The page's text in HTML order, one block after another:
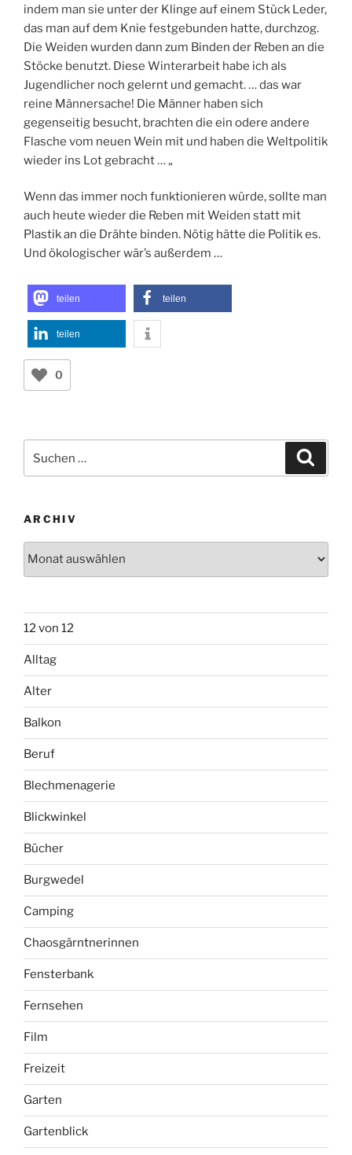
indem man sie unter der Klinge auf einem Stück Leder,
das man auf dem Knie festgebunden hatte, durchzog.
Die Weiden wurden dann zum Binden der Reben an die
Stöcke benutzt. Diese Winterarbeit habe ich als
Jugendlicher noch gelernt und gemacht. … das war
reine Männersache! Die Männer haben sich
gegenseitig besucht, brachten die ein odere andere
Flasche vom neuen Wein mit und haben die Weltpolitik
wieder ins Lot gebracht … „
Wenn das immer noch funktionieren würde, sollte man
auch heute wieder die Reben mit Weiden statt mit
Plastik an die Drähte binden. Nötig hätte die Politik es.
Und ökologischer wär’s außerdem …
teilen teilen
teilen
0
nach:
ARCHIV
12 von 12
Alltag
Alter
Balkon
Beruf
Blechmenagerie
Blickwinkel
Bücher
Burgwedel
Camping
Chaosgärntnerinnen
Fensterbank
Fernsehen
Film
Freizeit
Garten
Gartenblick